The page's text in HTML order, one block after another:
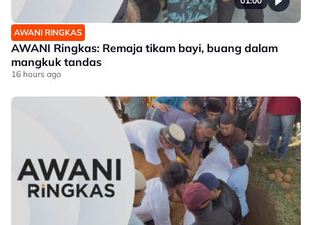
AWANI RINGKAS
AWANI Ringkas: Remaja tikam bayi, buang dalam
mangkuk tandas
16 hours ago